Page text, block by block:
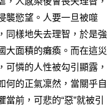
襲慾望。人要一旦被噬
同樣地失去理智，於是強
大面積的癱瘓。而在這災
可憐的人性被勾引顯露，
何的正氣凜然，當關乎自
前，可悲的“惡”就被引